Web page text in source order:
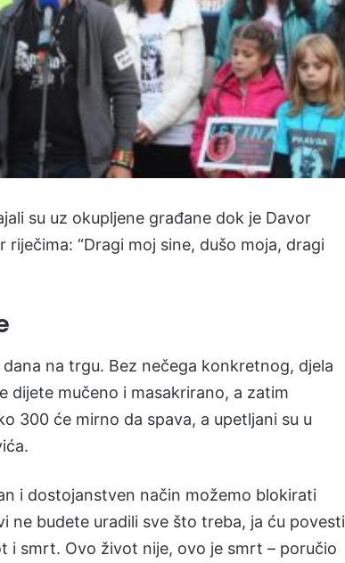
su uz okupljene građane dok je Davor
“Dragi moj sine, dušo moja, dragi
na trgu. Bez nečega konkretnog, djela
dijete mučeno i masakrirano, a zatim
300 će mirno da spava, a upetljani su u
i dostojanstven način možemo blokirati
ne budete uradili sve što treba, ja ću povesti
i smrt. Ovo život nije, ovo je smrt – poručio